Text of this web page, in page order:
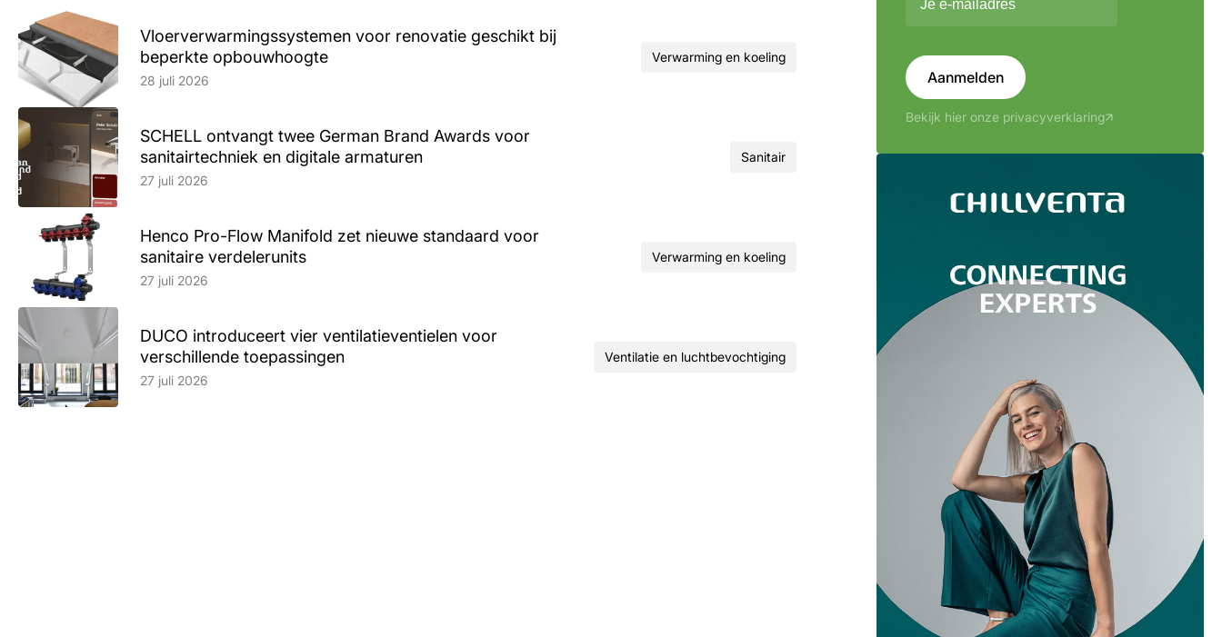
Vloerverwarmingssystemen voor renovatie geschikt bij
beperkte opbouwhoogte
Lees artikel
28 juli 2026
Verwarming en koeling
SCHELL ontvangt twee German Brand Awards voor
sanitairtechniek en digitale armaturen
Lees artikel
27 juli 2026
Sanitair
Henco Pro-Flow Manifold zet nieuwe standaard voor
sanitaire verdelerunits
Lees artikel
27 juli 2026
Verwarming en koeling
DUCO introduceert vier ventilatieventielen voor
verschillende toepassingen
Lees artikel
27 juli 2026
Ventilatie en luchtbevochtiging
Aanmelden
Bekijk hier onze privacyverklaring